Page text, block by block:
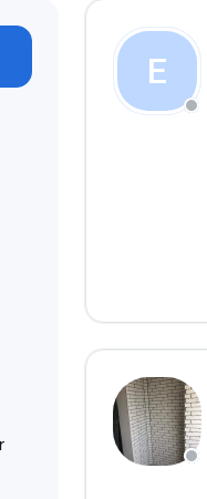
плиты, духовые
Микроволновые
Пылесосы и мелкая
техника
Электропроводку и
с электрикой
искрит или не
спешите покупать
E